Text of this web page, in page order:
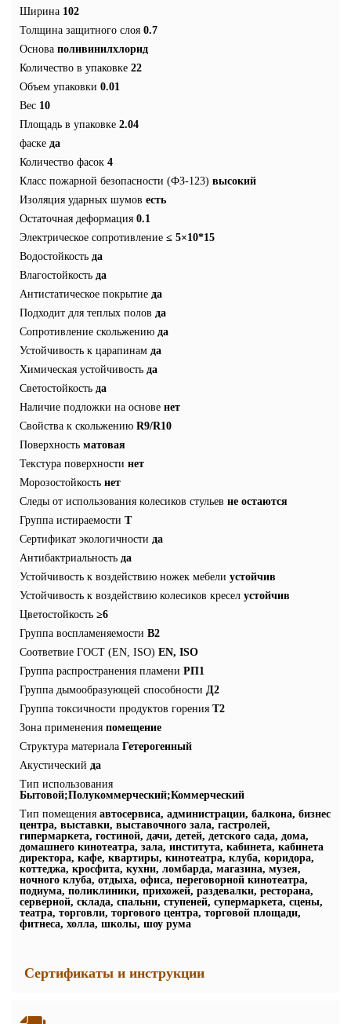
Ширина 102
Толщина защитного слоя 0.7
Основа поливинилхлорид
Количество в упаковке 22
Объем упаковки 0.01
Вес 10
Площадь в упаковке 2.04
фаске да
Количество фасок 4
Класс пожарной безопасности (ФЗ-123) высокий
Изоляция ударных шумов есть
Остаточная деформация 0.1
Электрическое сопротивление ≤ 5×10*15
Водостойкость да
Влагостойкость да
Антистатическое покрытие да
Подходит для теплых полов да
Сопротивление скольжению да
Устойчивость к царапинам да
Химическая устойчивость да
Светостойкость да
Наличие подложки на основе нет
Свойства к скольжению R9/R10
Поверхность матовая
Текстура поверхности нет
Морозостойкость нет
Следы от использования колесиков стульев не остаются
Группа истираемости T
Сертификат экологичности да
Антибактриальность да
Устойчивость к воздействию ножек мебели устойчив
Устойчивость к воздействию колесиков кресел устойчив
Цветостойкость ≥6
Группа воспламеняемости В2
Соответвие ГОСТ (EN, ISO) EN, ISO
Группа распространения пламени РП1
Группа дымообразующей способности Д2
Группа токсичности продуктов горения Т2
Зона применения помещение
Структура материала Гетерогенный
Акустический да
Тип использования
Бытовой;Полукоммерческий;Коммерческий
Тип помещения автосервиса, администрации, балкона, бизнес
центра, выставки, выставочного зала, гастролей,
гипермаркета, гостиной, дачи, детей, детского сада, дома,
домашнего кинотеатра, зала, института, кабинета, кабинета
директора, кафе, квартиры, кинотеатра, клуба, коридора,
коттеджа, кросфита, кухни, ломбарда, магазина, музея,
ночного клуба, отдыха, офиса, переговорной кинотеатра,
подиума, поликлиники, прихожей, раздевалки, ресторана,
серверной, склада, спальни, ступеней, супермаркета, сцены,
театра, торговли, торгового центра, торговой площади,
фитнеса, холла, школы, шоу рума
Сертификаты и инструкции